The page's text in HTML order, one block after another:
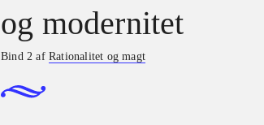
og modernitet
Bind 2 afRationalitet og magt